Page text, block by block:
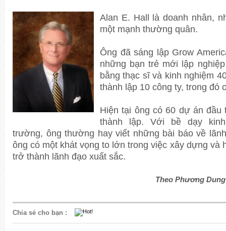
Alan E. Hall là doanh nhân,
một mạnh thường quân.
Ông đã sáng lập Grow
những bạn trẻ mới lập
bằng thạc sĩ và kinh nghiệm
thành lập 10 công ty, trong đó
Hiện tại ông có 60 dự án
thành lập. Với bề dạy
trường, ông thường hay viết những bài báo về
ông có một khát vọng to lớn trong việc xây dựng và
trở thành lãnh đạo xuất sắc.
Theo Phương
Chia sẻ cho bạn :